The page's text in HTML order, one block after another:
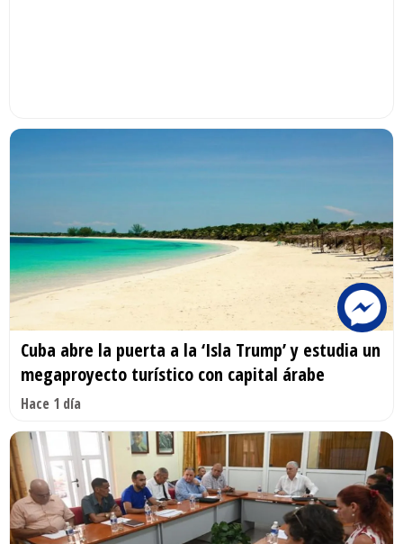
Cuba abre la puerta a la ‘Isla Trump’ y estudia un
megaproyecto turístico con capital árabe
Hace 1 día